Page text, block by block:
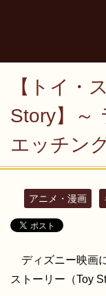
【トイ・
Story】～
エッチン
アニメ・漫画
ディズニー映画
ストーリー（Toy